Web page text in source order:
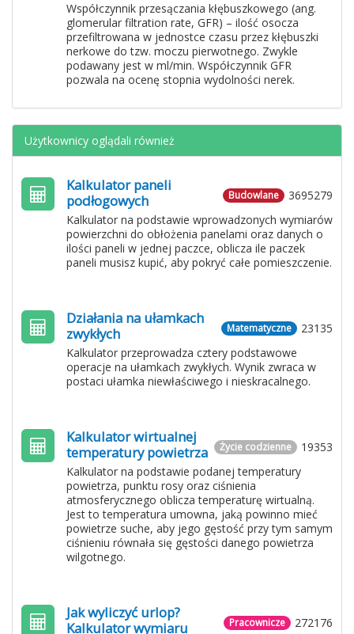
Współczynnik przesączania kłębuszkowego (ang.
glomerular filtration rate, GFR) – ilość osocza
przefiltrowana w jednostce czasu przez kłębuszki
nerkowe do tzw. moczu pierwotnego. Zwykle
podawany jest w ml/min. Współczynnik GFR
pozwala na ocenę stopnia wydolności nerek.
Użytkownicy oglądali również
3695279
Budowlane
Kalkulator paneli
podłogowych
Kalkulator na podstawie wprowadzonych wymiarów
powierzchni do obłożenia panelami oraz danych o
ilości paneli w jednej paczce, oblicza ile paczek
paneli musisz kupić, aby pokryć całe pomieszczenie.
23135
Matematyczne
Działania na ułamkach
zwykłych
Kalkulator przeprowadza cztery podstawowe
operacje na ułamkach zwykłych. Wynik zwraca w
postaci ułamka niewłaściwego i nieskracalnego.
19353
Życie codzienne
Kalkulator wirtualnej
temperatury powietrza
Kalkulator na podstawie podanej temperatury
powietrza, punktu rosy oraz ciśnienia
atmosferycznego oblicza temperaturę wirtualną.
Jest to temperatura umowna, jaką powinno mieć
powietrze suche, aby jego gęstość przy tym samym
ciśnieniu równała się gęstości danego powietrza
wilgotnego.
272176
Pracownicze
Jak wyliczyć urlop?
Kalkulator wymiaru